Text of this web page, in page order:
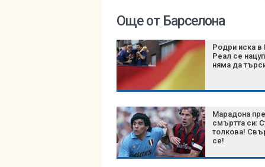
Още от Барселона
Родри иска в
Реал се
няма да
Марадона
смъртта си:
толкова!
се!